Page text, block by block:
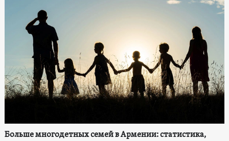
Больше многодетных семей в Армении: статистика,